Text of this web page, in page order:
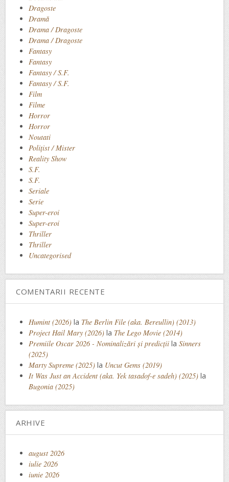
Dragoste
Dramă
Drama / Dragoste
Drama / Dragoste
Fantasy
Fantasy
Fantasy / S.F.
Fantasy / S.F.
Film
Filme
Horror
Horror
Noutati
Polițist / Mister
Reality Show
S.F.
S.F.
Seriale
Serie
Super-eroi
Super-eroi
Thriller
Thriller
Uncategorised
COMENTARII RECENTE
Humint (2026) la The Berlin File (aka. Bereullin) (2013)
Project Hail Mary (2026) la The Lego Movie (2014)
Premiile Oscar 2026 - Nominalizări și predicții la Sinners
(2025)
Marty Supreme (2025) la Uncut Gems (2019)
It Was Just an Accident (aka. Yek tasadof-e sadeh) (2025) la
Bugonia (2025)
ARHIVE
august 2026
iulie 2026
iunie 2026